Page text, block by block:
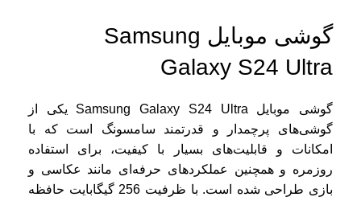
گوشی موبایل Samsung
Galaxy S24 Ultra
گوشی موبایل Samsung Galaxy S24 Ultra یکی از
گوشی‌های پرچمدار و قدرتمند سامسونگ است که با
امکانات و قابلیت‌های بسیار با کیفیت، برای استفاده
روزمره و همچنین عملکردهای حرفه‌ای مانند عکاسی و
بازی طراحی شده است. با ظرفیت 256 گیگابایت حافظه